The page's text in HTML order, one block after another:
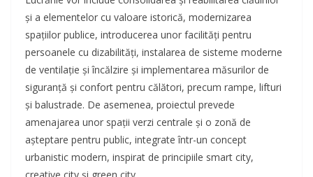
și a elementelor cu valoare istorică, modernizarea
spațiilor publice, introducerea unor facilități pentru
persoanele cu dizabilități, instalarea de sisteme moderne
de ventilație și încălzire și implementarea măsurilor de
siguranță și confort pentru călători, precum rampe, lifturi
și balustrade. De asemenea, proiectul prevede
amenajarea unor spații verzi centrale și o zonă de
așteptare pentru public, integrate într-un concept
urbanistic modern, inspirat de principiile smart city,